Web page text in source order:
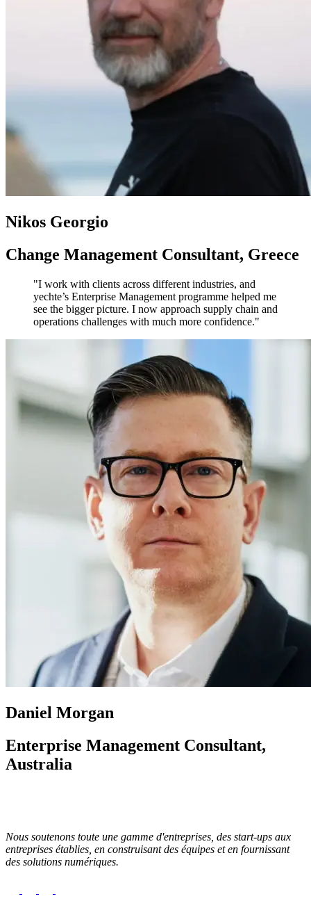
Nikos Georgio
Change Management Consultant, Greece
"I work with clients across different industries, and
yechte’s Enterprise Management programme helped me
see the bigger picture. I now approach supply chain and
operations challenges with much more confidence."
Daniel Morgan
Enterprise Management Consultant,
Australia
Nous soutenons toute une gamme d'entreprises, des start-ups aux
entreprises établies, en construisant des équipes et en fournissant
des solutions numériques.